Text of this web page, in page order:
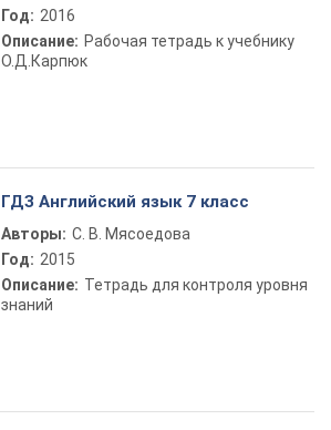
Год: 2016
Описание: Рабочая тетрадь к учебнику
О.Д.Карпюк
ГДЗ Английский язык 7 класс
Авторы: С. В. Мясоедова
Год: 2015
Описание: Тетрадь для контроля уровня
знаний